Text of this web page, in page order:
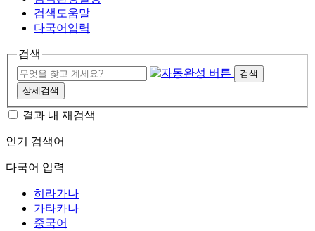
검색도움말
다국어입력
검색
검색
상세검색
결과 내 재검색
인기 검색어
다국어 입력
히라가나
가타카나
중국어